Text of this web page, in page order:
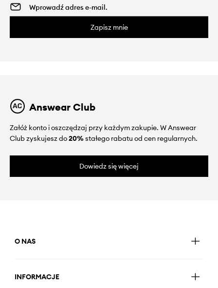
Zapisz mnie
Answear Club
Załóż konto i oszczędzaj przy każdym zakupie. W Answear
Club zyskujesz do20%stałego rabatu od cen regularnych.
Dowiedz się więcej
O NAS
INFORMACJE